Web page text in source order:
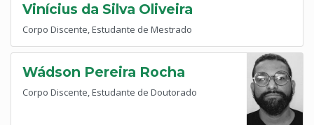
Vinícius da Silva Oliveira
Corpo Discente, Estudante de Mestrado
Wádson Pereira Rocha
Corpo Discente, Estudante de Doutorado